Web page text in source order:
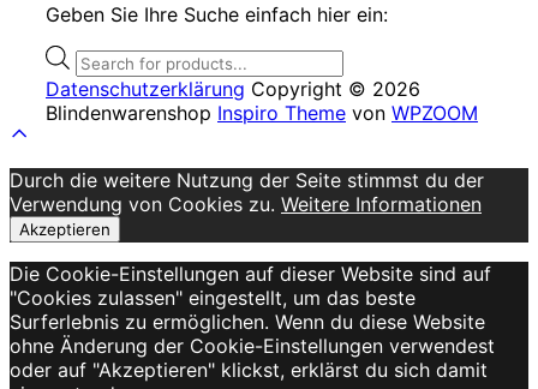
Geben Sie Ihre Suche einfach hier ein:
Products
search
Datenschutzerklärung Copyright © 2026
Blindenwarenshop Inspiro Theme von WPZOOM
top
Durch die weitere Nutzung der Seite stimmst du der
Verwendung von Cookies zu. Weitere Informationen
Akzeptieren
Die Cookie-Einstellungen auf dieser Website sind auf
"Cookies zulassen" eingestellt, um das beste
Surferlebnis zu ermöglichen. Wenn du diese Website
ohne Änderung der Cookie-Einstellungen verwendest
oder auf "Akzeptieren" klickst, erklärst du sich damit